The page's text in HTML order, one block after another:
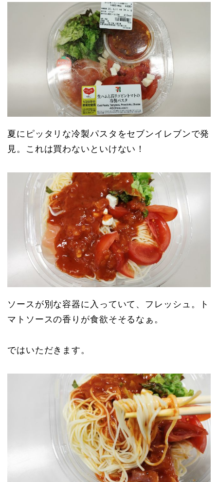
夏にピッタリな冷製パスタをセブンイレブンで発
見。これは買わないといけない！
ソースが別な容器に入っていて、フレッシュ。ト
マトソースの香りが食欲そそるなぁ。
ではいただきます。